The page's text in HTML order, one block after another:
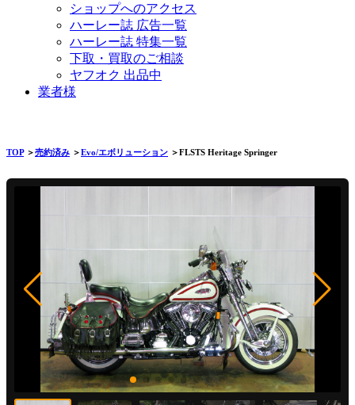
ショップへのアクセス
ハーレー誌 広告一覧
ハーレー誌 特集一覧
下取・買取のご相談
ヤフオク 出品中
業者様
TOP＞売約済み ＞Evo/エボリューション ＞FLSTS Heritage Springer